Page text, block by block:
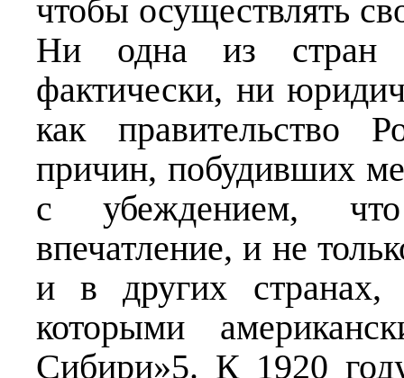
чтобы осуществлять
Ни одна из стран
фактически, ни
как правительство
причин, побудивших
с убеждением,
впечатление, и не
и в других
которыми
Сибири»5. К 1920